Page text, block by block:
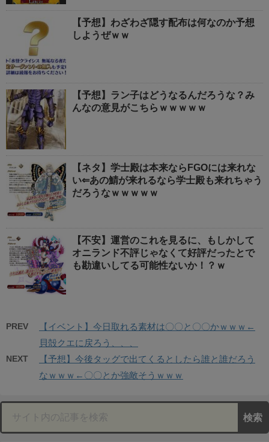
【予想】わざわざ隠す配布は何なのか予想
しようぜｗｗ
【予想】ラン子はどうなるんだろうな？み
んなの意見がこちらｗｗｗｗｗ
【ネタ】学士殿は本来ならFGOには来れな
い⇐あの鯖が来れるなら学士殿も来れちゃう
だろうなｗｗｗｗｗ
【不安】運営のこれを見るに、もしかして
オニランド不評じゃなくて好評だったとで
も勘違いしてる可能性ないか！？ｗ
PREV
【イベント】今日取れる素材は〇〇と〇〇かｗｗｗ←
貝殻クエに戻ろう、、、
NEXT
【予想】今後タッグで出てくるとしたら誰と誰だろう
なｗｗｗ←〇〇とか強敵そうｗｗｗ